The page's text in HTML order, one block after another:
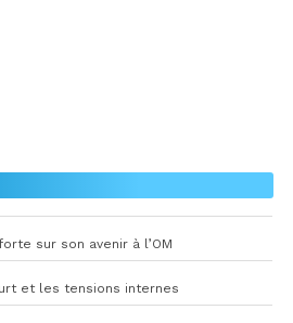
sur son avenir à l’OM
et les tensions internes